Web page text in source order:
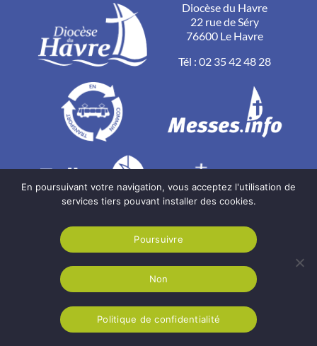
Diocèse du Havre
22 rue de Séry
76600 Le Havre
Tél :02 35 42 48 28
Diocèse du Havre
Politique de confidentialité
En poursuivant votre navigation, vous acceptez l'utilisation de
services tiers pouvant installer des cookies.
Poursuivre
Non
Politique de confidentialité